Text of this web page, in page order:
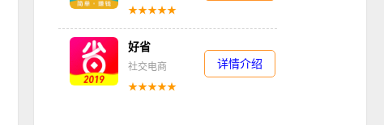
★★★★★
详情介绍
好省
社交电商
★★★★★